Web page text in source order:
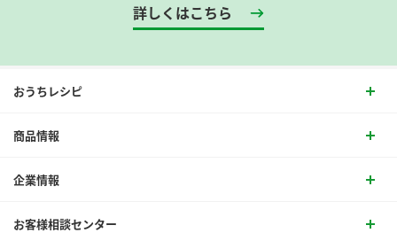
詳しくはこちら
おうちレシピ
商品情報
企業情報
お客様相談センター